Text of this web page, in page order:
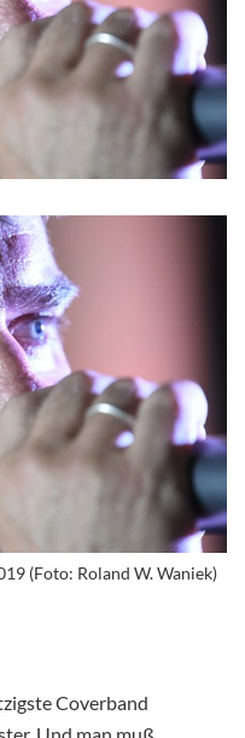
(Foto: Roland W. Waniek)
Coverband
Und man muß